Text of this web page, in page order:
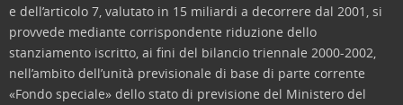
e dell’articolo 7, valutato in 15 miliardi a decorrere dal 2001, si
provvede mediante corrispondente riduzione dello
stanziamento iscritto, ai fini del bilancio triennale 2000-2002,
nell’ambito dell’unità previsionale di base di parte corrente
«Fondo speciale» dello stato di previsione del Ministero del